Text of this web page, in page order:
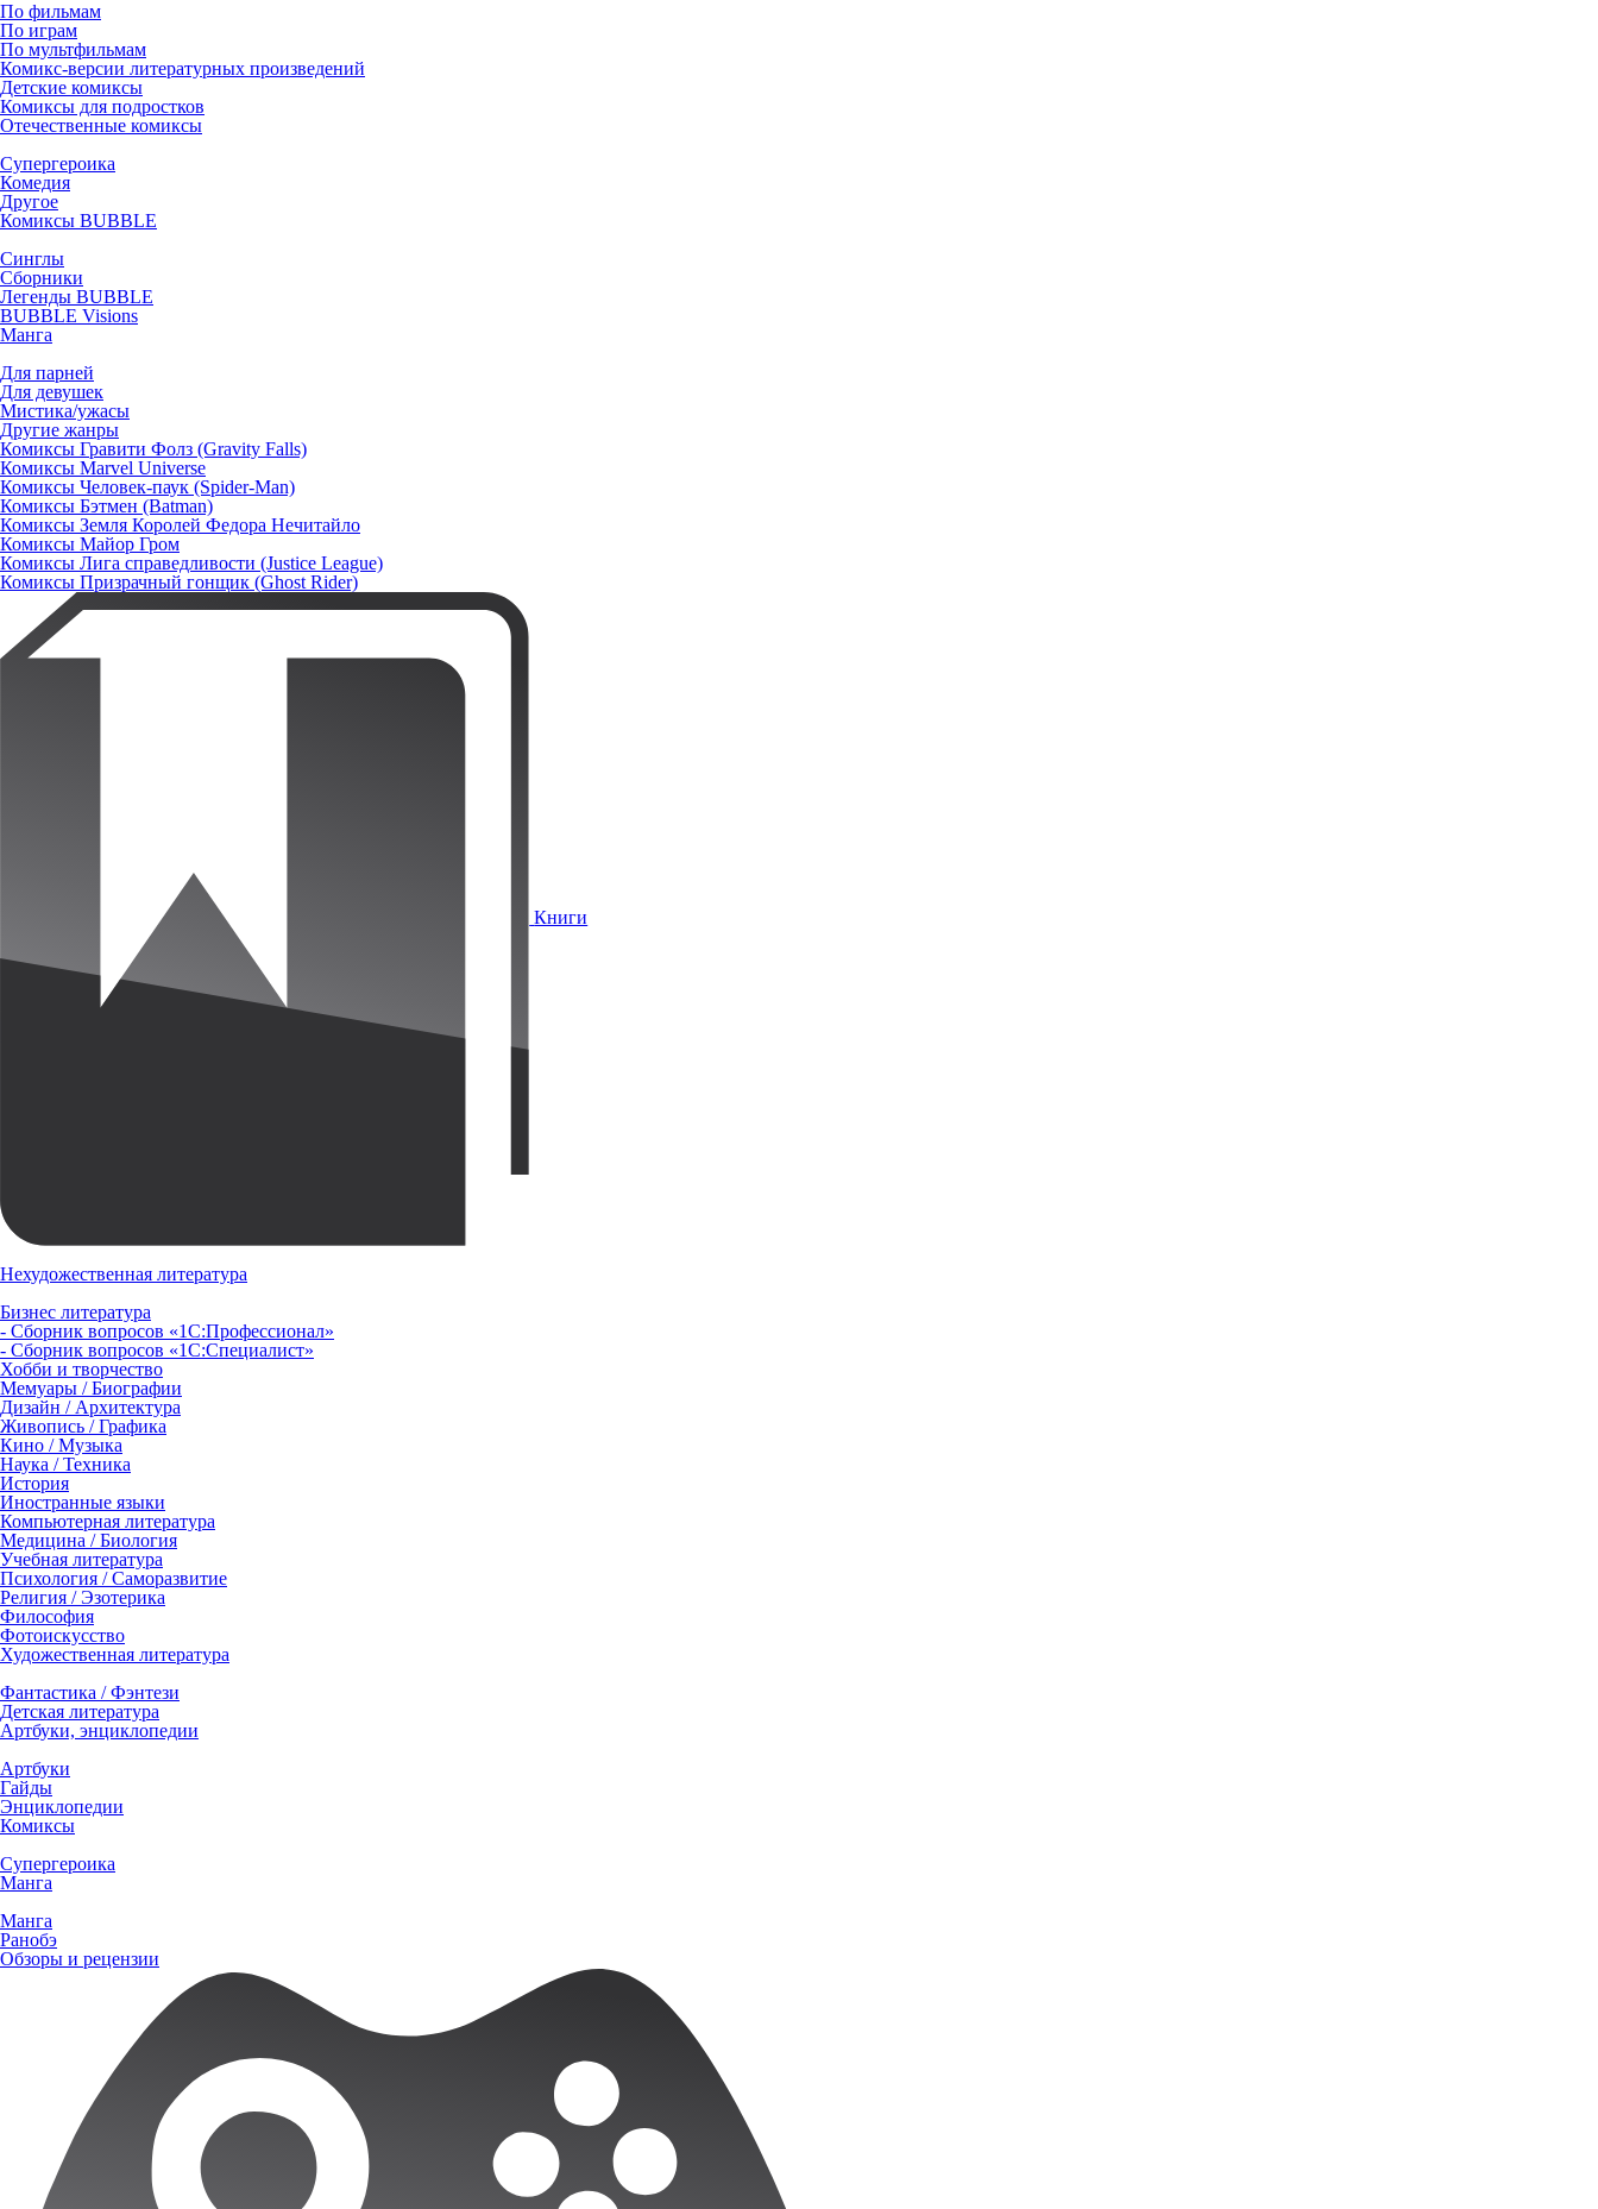
По фильмам
По играм
По мультфильмам
Комикс-версии литературных произведений
Детские комиксы
Комиксы для подростков
Отечественные комиксы
Супергероика
Комедия
Другое
Комиксы BUBBLE
Синглы
Сборники
Легенды BUBBLE
BUBBLE Visions
Манга
Для парней
Для девушек
Мистика/ужасы
Другие жанры
Комиксы Гравити Фолз (Gravity Falls)
Комиксы Marvel Universe
Комиксы Человек-паук (Spider-Man)
Комиксы Бэтмен (Batman)
Комиксы Земля Королей Федора Нечитайло
Комиксы Майор Гром
Комиксы Лига справедливости (Justice League)
Комиксы Призрачный гонщик (Ghost Rider)
Книги
Нехудожественная литература
Бизнес литература
- Сборник вопросов «1С:Профессионал»
- Сборник вопросов «1С:Специалист»
Хобби и творчество
Мемуары / Биографии
Дизайн / Архитектура
Живопись / Графика
Кино / Музыка
Наука / Техника
История
Иностранные языки
Компьютерная литература
Медицина / Биология
Учебная литература
Психология / Саморазвитие
Религия / Эзотерика
Философия
Фотоискусство
Художественная литература
Фантастика / Фэнтези
Детская литература
Артбуки, энциклопедии
Артбуки
Гайды
Энциклопедии
Комиксы
Супергероика
Манга
Манга
Ранобэ
Обзоры и рецензии